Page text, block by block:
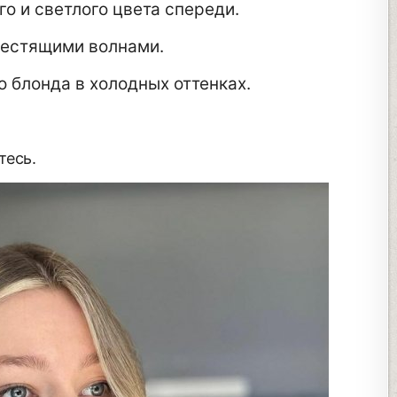
и светлого цвета спереди.
волнами.
в холодных оттенках.